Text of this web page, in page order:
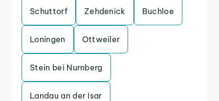
Schuttorf Zehdenick Buchloe
Loningen Ottweiler
Stein bei Nurnberg
Landau an der Isar